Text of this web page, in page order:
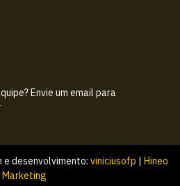
Envie um email para
e desenvolvimento: viniciusofp | Hineo
Marketing